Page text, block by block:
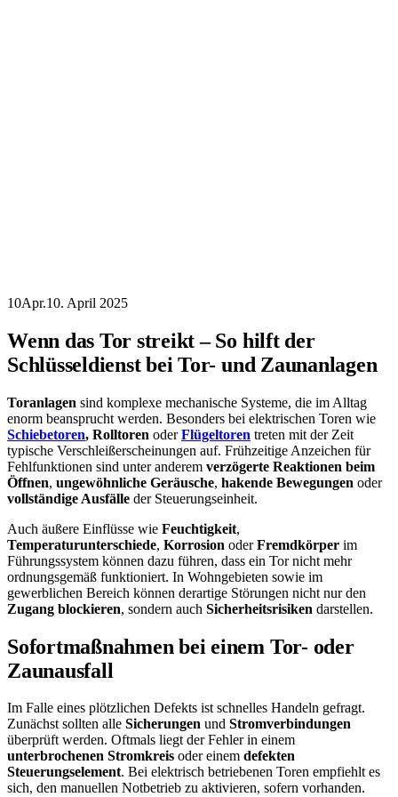
10Apr.10. April 2025
Wenn das Tor streikt – So hilft der
Schlüsseldienst bei Tor- und Zaunanlagen
Toranlagen sind komplexe mechanische Systeme, die im Alltag
enorm beansprucht werden. Besonders bei elektrischen Toren wie
Schiebetoren, Rolltoren oderFlügeltoren treten mit der Zeit
typische Verschleißerscheinungen auf. Frühzeitige Anzeichen für
Fehlfunktionen sind unter anderem verzögerte Reaktionen beim
Öffnen, ungewöhnliche Geräusche, hakende Bewegungen oder
vollständige Ausfälle der Steuerungseinheit.
Auch äußere Einflüsse wie Feuchtigkeit,
Temperaturunterschiede, Korrosion oderFremdkörper im
Führungssystem können dazu führen, dass ein Tor nicht mehr
ordnungsgemäß funktioniert. In Wohngebieten sowie im
gewerblichen Bereich können derartige Störungen nicht nur den
Zugang blockieren, sondern auch Sicherheitsrisiken darstellen.
Sofortmaßnahmen bei einem Tor- oder
Zaunausfall
Im Falle eines plötzlichen Defekts ist schnelles Handeln gefragt.
Zunächst sollten alle Sicherungen und Stromverbindungen
überprüft werden. Oftmals liegt der Fehler in einem
unterbrochenen Stromkreis oder einem defekten
Steuerungselement. Bei elektrisch betriebenen Toren empfiehlt es
sich, den manuellen Notbetrieb zu aktivieren, sofern vorhanden.